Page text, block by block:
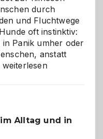
durch
und Fluchtwege
oft instinktiv:
Panik umher oder
anstatt
Wenn
Gefahr
weiterlesen
Alltag und in